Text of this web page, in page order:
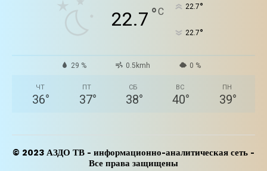
22.7 °C 22.7°
22.7°
29 % 0.5kmh 0 %
ЧТ
36°
ПТ
37°
СБ
38°
ВС
40°
ПН
39°
© 2023 АЗДО ТВ - информационно-аналитическая сеть -
Все права защищены